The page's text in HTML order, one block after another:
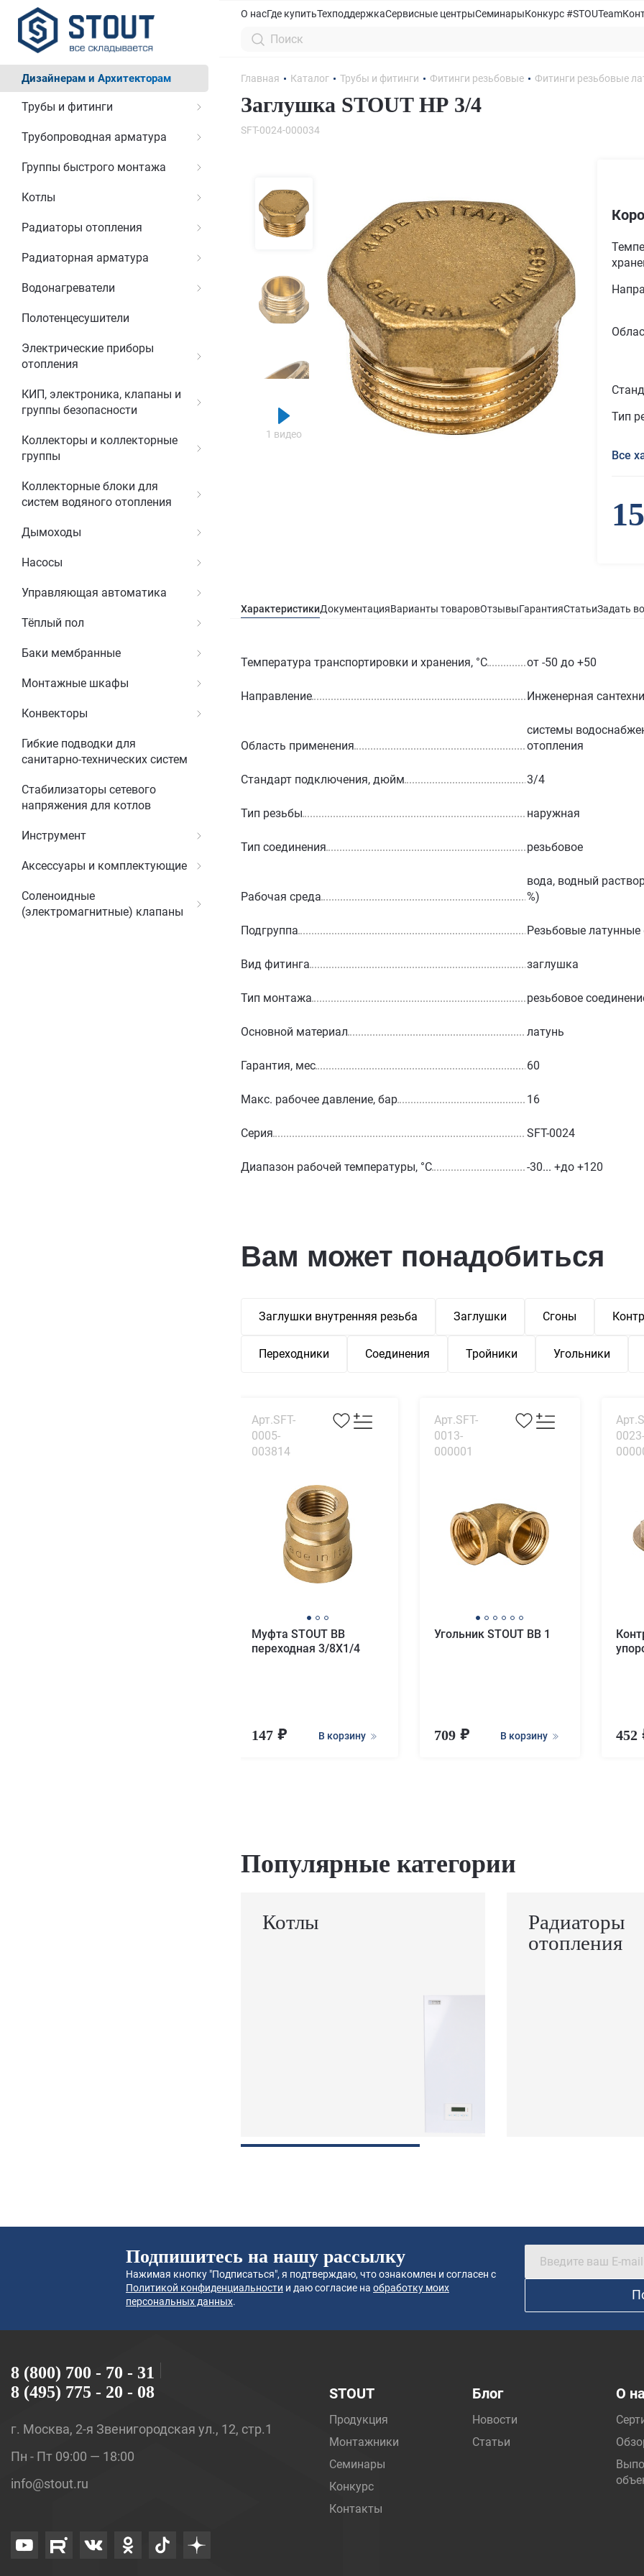
Дизайнерам и Архитекторам
Трубы и фитинги
Трубопроводная арматура
Группы быстрого монтажа
Котлы
Радиаторы отопления
Радиаторная арматура
Водонагреватели
Полотенцесушители
Электрические приборы
отопления
КИП, электроника, клапаны и
группы безопасности
Коллекторы и коллекторные
группы
Коллекторные блоки для
систем водяного отопления
Дымоходы
Насосы
Управляющая автоматика
Тёплый пол
Баки мембранные
Монтажные шкафы
Конвекторы
Гибкие подводки для
санитарно-технических систем
Стабилизаторы сетевого
напряжения для котлов
Инструмент
Аксессуары и комплектующие
Соленоидные
(электромагнитные) клапаны
О насГде купитьТехподдержкаСервисные центрыСеминарыКонкурс #STOUTeam
Главная Каталог Трубы и фитинги Фитинги резьбовые Фитинги резьбовые
Заглушка STOUT НР 3/4
SFT-0024-000034
1 видео
Тип
Все
ХарактеристикиДокументацияВарианты товаровОтзывыГарантияСтатьиЗадать
Температура транспортировки и хранения, °С от -50 до +50
Направление Инженерная
Область применения
системы
отопления
Стандарт подключения, дюйм 3/4
Тип резьбы наружная
Тип соединения резьбовое
Рабочая среда
вода, водный
%)
Подгруппа Резьбовые латунные
Вид фитинга заглушка
Тип монтажа резьбовое
Основной материал латунь
Гарантия, мес 60
Макс. рабочее давление, бар 16
Серия SFT-0024
Диапазон рабочей температуры, °С -30... +до +120
Вам может понадобиться
Заглушки внутренняя резьба Заглушки Сгоны
Переходники Соединения Тройники Угольники
Арт.SFT-
0005-
003814
Муфта STOUT ВВ
переходная 3/8X1/4
147 В корзину
Арт.SFT-
0013-
000001
Угольник STOUT ВВ 1
709 В корзину
0023-
452
Популярные категории
Котлы
Радиаторы
отопления
Подпишитесь на нашу рассылку
Нажимая кнопку "Подписаться", я подтверждаю, что ознакомлен и согласен с
Политикой конфиденциальности и даю согласие на обработку моих
персональных данных.
8 (800) 700 - 70 - 31
8 (495) 775 - 20 - 08
г. Москва, 2-я Звенигородская ул., 12, стр.1
Пн - Пт 09:00 — 18:00
info@stout.ru
STOUT
Продукция
Монтажники
Семинары
Конкурс
Контакты
Блог
Новости
Статьи
О